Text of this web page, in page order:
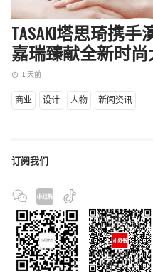
TASAKI塔思琦携手
嘉瑞臻献全新时尚
access_time 1 天前
商业 设计 人物 新闻资讯
订阅我们